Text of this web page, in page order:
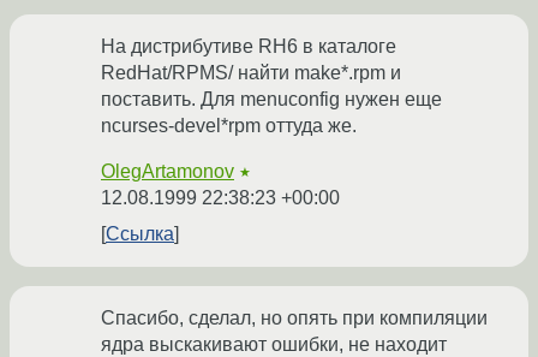
На дистрибутиве RH6 в каталоге
RedHat/RPMS/ найти make*.rpm и
поставить. Для menuconfig нужен еще
ncurses-devel*rpm оттуда же.
OlegArtamonov ★
12.08.1999 22:38:23 +00:00
Ссылка
Спасибо, сделал, но опять при компиляции
ядра выскакивают ошибки, не находит